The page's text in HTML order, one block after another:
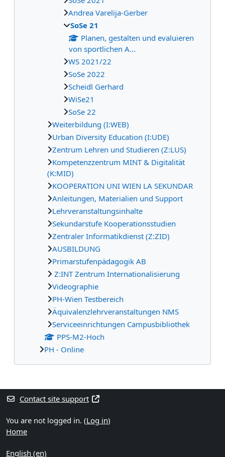
Andrea Varelija-Gerber
SoSe 21
Planen, gestalten und evaluieren
von sportlichen A...
WS 2021/22
SoSe 2022
Scheidl Gerhard
WiSe21
SoSe 22
Weiterbildung (I:WEB)
Urban Diversity Education (I:UDE)
Zentrum Lehren und Studieren (Z:LUS)
Kompetenzzentrum MINT & Digitalität
(K:MID)
KOOPERATION UNI WIEN LA SEKUNDAR
Anleitungen, Materialien und Support
Lehrveranstaltungsinhalte
Sekundarstufe Kooperationsstudien
Zentraler Informatikdienst (Z:ZID)
AUSBILDUNG
Primarstufenpädagogik AB
Z:INT Zentrum Internationalisierung
Videographie
PH-Wien Testbereich
Äquivalenzlehrveranstaltungen NMS
Serviceeinrichtungen Campusbibliothek
PPS-M2-Hoch
PH - Online
Supplementary blocks
Contact site support
You are not logged in. (Log in)
Home
English ‎(en)‎